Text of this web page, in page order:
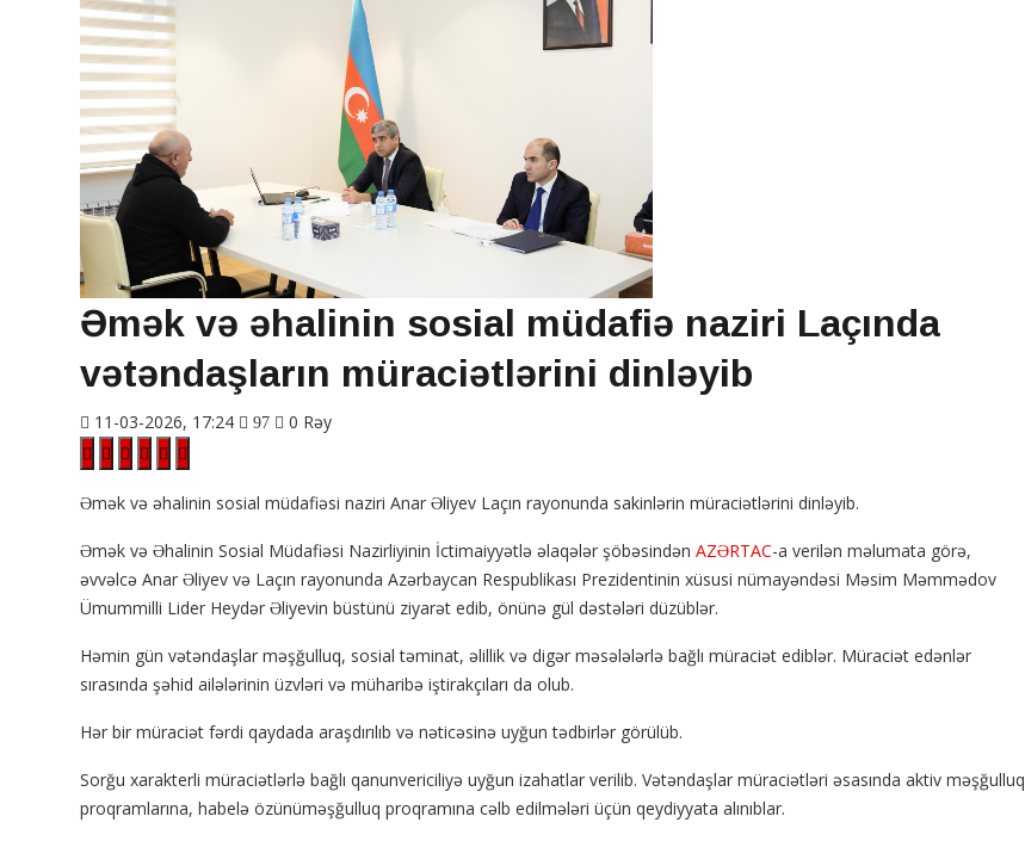
Əmək və əhalinin sosial müdafiə naziri Laçında
vətəndaşların müraciətlərini dinləyib
11-03-2026, 17:24 97 0 Rəy
Əmək və əhalinin sosial müdafiəsi naziri Anar Əliyev Laçın rayonunda sakinlərin müraciətlərini dinləyib.
Əmək və Əhalinin Sosial Müdafiəsi Nazirliyinin İctimaiyyətlə əlaqələr şöbəsindən AZƏRTAC-a verilən məlumata görə,
əvvəlcə Anar Əliyev və Laçın rayonunda Azərbaycan Respublikası Prezidentinin xüsusi nümayəndəsi Məsim Məmmədov
Ümummilli Lider Heydər Əliyevin büstünü ziyarət edib, önünə gül dəstələri düzüblər.
Həmin gün vətəndaşlar məşğulluq, sosial təminat, əlillik və digər məsələlərlə bağlı müraciət ediblər. Müraciət edənlər
sırasında şəhid ailələrinin üzvləri və müharibə iştirakçıları da olub.
Hər bir müraciət fərdi qaydada araşdırılıb və nəticəsinə uyğun tədbirlər görülüb.
Sorğu xarakterli müraciətlərlə bağlı qanunvericiliyə uyğun izahatlar verilib. Vətəndaşlar müraciətləri əsasında aktiv məşğulluq
proqramlarına, habelə özünüməşğulluq proqramına cəlb edilmələri üçün qeydiyyata alınıblar.